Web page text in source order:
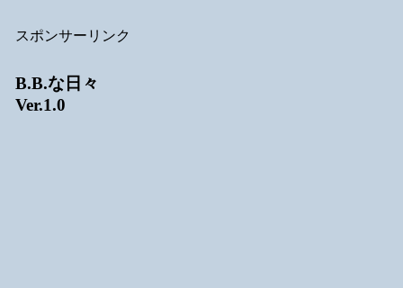
スポンサーリンク
B.B.な日々
Ver.1.0